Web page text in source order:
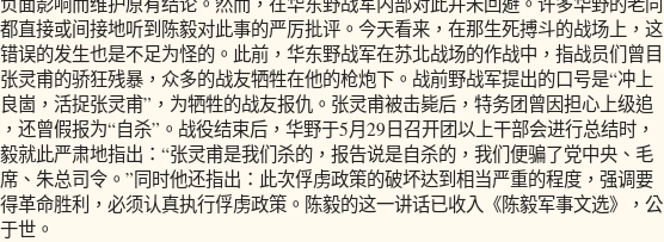
直接或间接地听到陈毅对此事的严厉批评。今天看来，在那生死搏斗的战场上，这
误的发生也是不足为怪的。此前，华东野战军在苏北战场的作战中，指战员们曾目
灵甫的骄狂残暴，众多的战友牺牲在他的枪炮下。战前野战军提出的口号是“冲上
崮，活捉张灵甫”，为牺牲的战友报仇。张灵甫被击毙后，特务团曾因担心上级追
还曾假报为“自杀”。战役结束后，华野于5月29日召开团以上干部会进行总结时，
就此严肃地指出：“张灵甫是我们杀的，报告说是自杀的，我们便骗了党中央、毛
、朱总司令。”同时他还指出：此次俘虏政策的破坏达到相当严重的程度，强调要
革命胜利，必须认真执行俘虏政策。陈毅的这一讲话已收入《陈毅军事文选》，公
世。